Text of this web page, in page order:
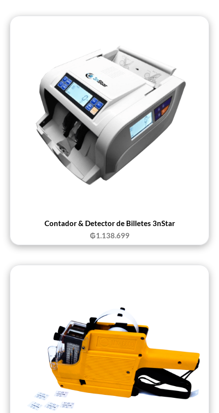
Contador & Detector de Billetes 3nStar
₲1.138.699